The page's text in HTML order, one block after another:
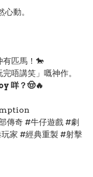
動。
有匹馬！🐎
唔講笑」嘅神作。
咩？🤠🔥
傳奇 #牛仔遊戲 #劇
家 #經典重製 #射擊